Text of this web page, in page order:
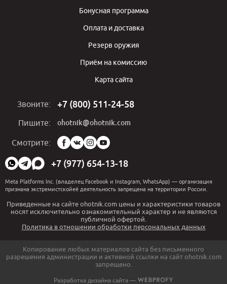
Бонусная программа
Оплата и доставка
Резерв оружия
Приём на комиссию
Карта сайта
Звоните: +7 (800) 511-24-58
Пишите: ohotnik@ohotnik.com
Смотрите:
Мы
в
социальных
сетях:
+7 (977) 654-13-18
Meta Platforms Inc. (владелец Facebook и Instagram, WhatsApp) — организация
признана экстремистскойеё деятельность запрещена на территории России.
Приведенные на сайте ohotnik.com цены и характеристики товаров
носят исключительно ознакомительный характер и не являются
публичной офертой.
Политика в отношении обработки персональных данных
Копирование любых материалов сайта без письменного
разрешения администрации и активной ссылки на сайт ohotnik.com
запрещено.
Разработка дизайна сайта —